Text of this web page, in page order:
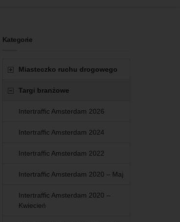
Kategorie
Miasteczko ruchu drogowego
Targi branżowe
Intertraffic Amsterdam 2026
Intertraffic Amsterdam 2024
Intertraffic Amsterdam 2022
Intertraffic Amsterdam 2020 – Maj
Intertraffic Amsterdam 2020 –
Kwiecień